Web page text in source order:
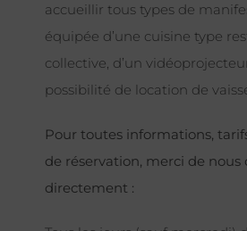
accueillir tous types de
équipée d’une cuisine type
collective, d’un
possibilité de location de
Pour toutes informations,
de réservation, merci de nous
directement :